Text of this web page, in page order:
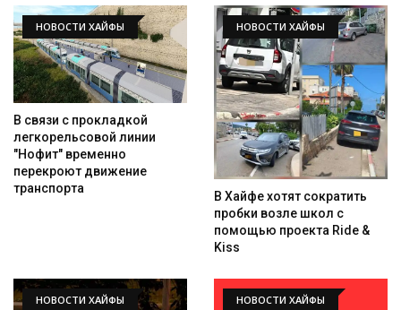
НОВОСТИ ХАЙФЫ
В связи с прокладкой
легкорельсовой линии
"Нофит" временно
перекроют движение
транспорта
НОВОСТИ ХАЙФЫ
В Хайфе хотят сократить
пробки возле школ с
помощью проекта Ride &
Kiss
НОВОСТИ ХАЙФЫ НОВОСТИ ХАЙФЫ